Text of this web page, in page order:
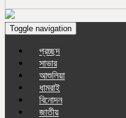
Toggle navigation
প্রচ্ছদ
সাভার
আশুলিয়া
ধামরাই
বিনোদন
জাতীয়